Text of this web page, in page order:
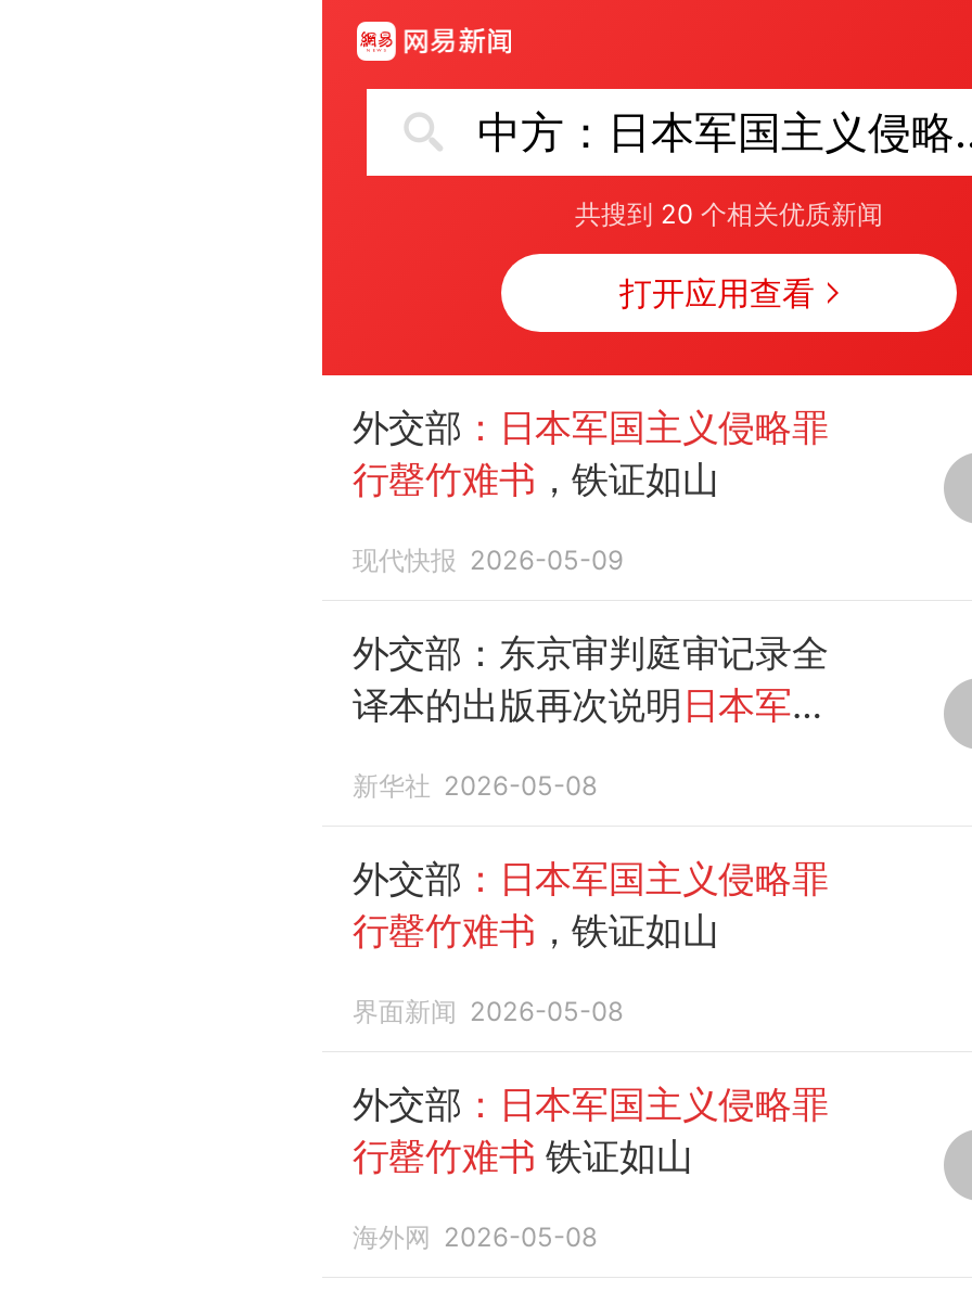
中方：
共搜到 20 个相关优质新闻
打开应用查看
外交部 ：日本军国主义侵略罪
行罄竹难书 ，铁证如山
现代快报 2026-05-09
外交部：东京审判庭审记录全
译本的出版再次说明日本军国
新华社 2026-05-08
外交部 ：日本军国主义侵略罪
行罄竹难书 ，铁证如山
界面新闻 2026-05-08
外交部 ：日本军国主义侵略罪
行罄竹难书 铁证如山
海外网 2026-05-08